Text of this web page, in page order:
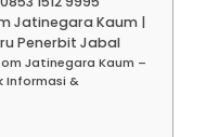
Jatinegara Kaum |
Penerbit Jabal
Jatinegara Kaum –
Informasi &